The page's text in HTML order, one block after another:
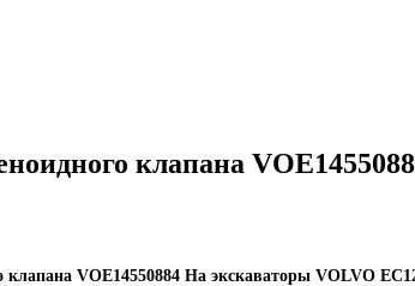
клапана
клапана VOE14550884 На экскаваторы VOLVO